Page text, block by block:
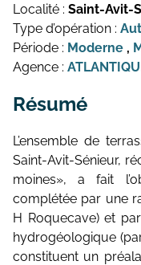
Communication
Localité : Saint-Avit-
Type d’opération :
Période : Moderne ,
Agence :
Résumé
L’ensemble de
Saint-Avit-Sénieur,
moines», a fait
complétée par une
H Roquecave) et
hydrogéologique
constituent un